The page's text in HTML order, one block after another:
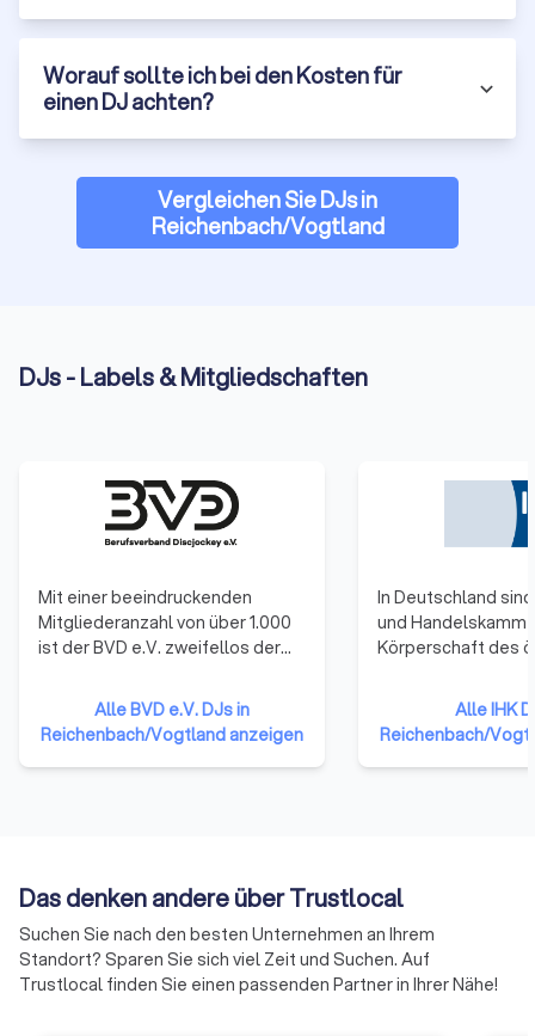
Worauf sollte ich bei den Kosten für
einen DJ achten?
Vergleichen Sie DJs in
Reichenbach/Vogtland
DJs - Labels & Mitgliedschaften
Mit einer beeindruckenden
Mitgliederanzahl von über 1.000
ist der BVD e.V. zweifellos der
Europa. Unsere Wurzeln reichen
zurück bis ins Jahr 1982, als der
BVD e.V. in Münster ins Leben
gerufen wurde. Seitdem sind wir
Produzenten, Ausstatter,
Veranstalter, Agenturen und
viele andere. Unser Verband ist
eine vielfältige Plattform, die die
Synergien all dieser Fachleute
Alle BVD e.V. DJs in
Reichenbach/Vogtland anzeigen
In Deutschland
und
Körperschaft des
Unternehmen
Unternehmen mit
reiner
an.
Alle IHK
Reichenbach/
Das denken andere über Trustlocal
Suchen Sie nach den besten Unternehmen an Ihrem
Standort? Sparen Sie sich viel Zeit und Suchen. Auf
Trustlocal finden Sie einen passenden Partner in Ihrer Nähe!